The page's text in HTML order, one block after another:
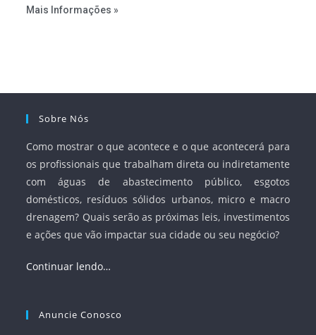
serviços, ampliar a participação da iniciativa privada,
Mais Informações »
Sobre Nós
Como mostrar o que acontece e o que acontecerá para
os profissionais que trabalham direta ou indiretamente
com águas de abastecimento público, esgotos
domésticos, resíduos sólidos urbanos, micro e macro
drenagem? Quais serão as próximas leis, investimentos
e ações que vão impactar sua cidade ou seu negócio?
Continuar lendo…
Anuncie Conosco